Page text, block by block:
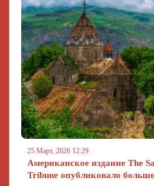
25 Март, 2026 12:29
Американское издание The
Tribune опубликовало